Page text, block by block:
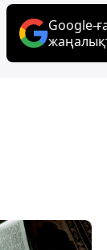
Google-